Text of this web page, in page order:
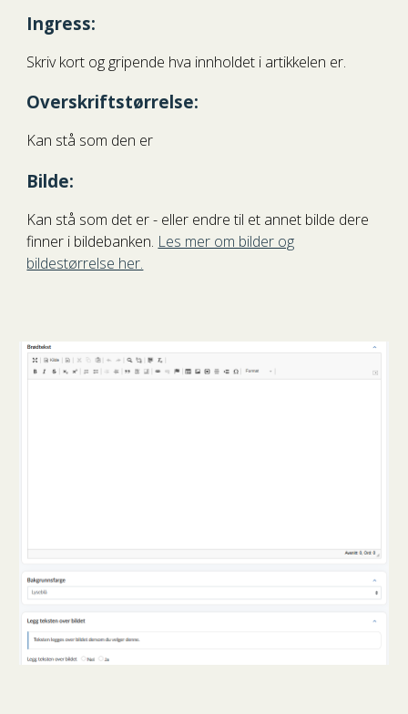
Ingress:
Skriv kort og gripende hva innholdet i artikkelen er.
Overskriftstørrelse:
Kan stå som den er
Bilde:
Kan stå som det er - eller endre til et annet bilde dere
finner i bildebanken. Les mer om bilder og
bildestørrelse her.